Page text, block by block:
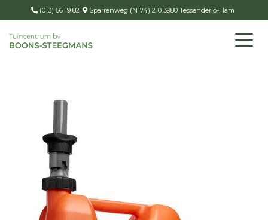
(013) 66 19 82 Sparrenweg (N174) 210 3980 Tessenderlo-Ham